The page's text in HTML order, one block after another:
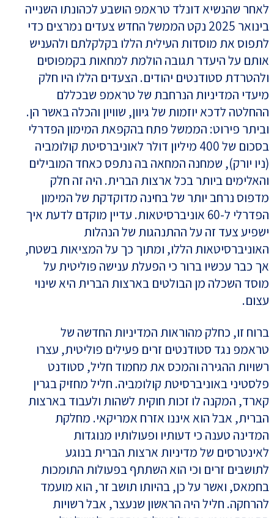
לאחר שהנשיא דונלד טראמפ הושבע לכהונתו השנייה
בינואר 2025 נקט הממשל החדש צעדים נמרצים כדי
לתפוס את מוסדות העילית הללו בקלקלתם ולהעניש
אותם על היעדר תגובה הולמת למחאות בקמפוסים
ולהטרדת סטודנטים יהודים. הצעדים הללו היו חלק
מיעדי המדיניות הנרחבת של טראמפ שבכללם
ההחלטה לדכא יוזמות של גיוון, שוויון והכלה באשר הן.
וביתר פירוט: הממשל פתח בהקפאת המימון הפדרלי
בסכום של 400 מיליון דולר לאוניברסיטת קולומביה
(ניו יורק), שמחנה המחאה בה נתפס כאחד המובילים
והאלימים ביותר בכל ארצות הברית. היה זה חלק
מדפוס נרחב יותר של בחינה מדוקדקת של המימון
הפדרלי ל-60 אוניברסיטאות. עדיין מוקדם לדעת איך
ישפיע צעד זה על ההתנהגות של הנהלות
האוניברסיטאות הללו, ומתוך כך על המציאות בשטח,
אך כבר עכשיו ברור כי הפעלת ענישה פוליטית על
מוסד השכלה מן הבולטים בארצות הברית היא שינוי
עצום.
ברוח זו, כחלק מהוראות המדיניות החדשה של
טראמפ נגד סטודנטים זרים פעילים פוליטית, עצרו
רשויות ההגירה והמכס את מחמוד חליל, סטודנט
פלסטיני באוניברסיטת קולומביה. חליל מחזיק בגרין
קארד, המקנה לו זכות חוקית לשהות ולעבוד בארצות
הברית, אבל הוא איננו אזרח אמריקאי. מחלקת
המדינה טענה כי דעותיו ופעולותיו מנוגדות
לאינטרסים של מדיניות ארצות הברית בנוגע
לתושבים זרים וכי הוא השתתף בפעולות התומכות
בחמאס, ואשר על כן, בהיותו תושב זר, הוא מועמד
להרחקה. חליל היה הראשון שנעצר, אבל רשויות